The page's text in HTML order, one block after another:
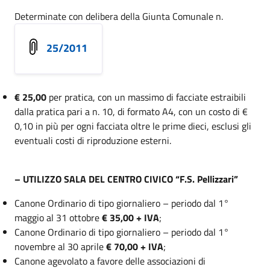
Determinate con delibera della Giunta Comunale n.
25/2011
€ 25,00 per pratica, con un massimo di facciate estraibili
dalla pratica pari a n. 10, di formato A4, con un costo di €
0,10 in più per ogni facciata oltre le prime dieci, esclusi gli
eventuali costi di riproduzione esterni.
– UTILIZZO SALA DEL CENTRO CIVICO “F.S. Pellizzari”
Canone Ordinario di tipo giornaliero – periodo dal 1°
maggio al 31 ottobre€ 35,00 + IVA;
Canone Ordinario di tipo giornaliero – periodo dal 1°
novembre al 30 aprile€ 70,00 + IVA;
Canone agevolato a favore delle associazioni di